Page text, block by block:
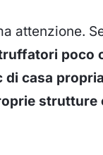
attenzione.
poco
di casa propria